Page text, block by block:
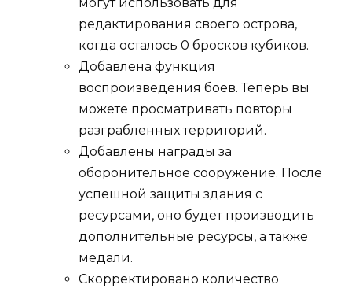
редактирования своего острова,
когда осталось 0 бросков кубиков.
Добавлена функция
воспроизведения боев. Теперь вы
можете просматривать повторы
разграбленных территорий.
Добавлены награды за
оборонительное сооружение. После
успешной защиты здания с
ресурсами, оно будет производить
дополнительные ресурсы, а также
медали.
Скорректировано количество